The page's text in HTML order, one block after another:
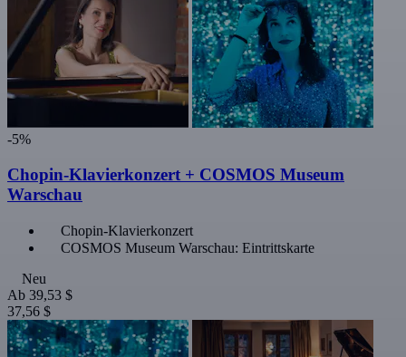
-5%
Chopin-Klavierkonzert + COSMOS Museum
Warschau
Chopin-Klavierkonzert
COSMOS Museum Warschau: Eintrittskarte
Neu
Ab 39,53 $
37,56 $